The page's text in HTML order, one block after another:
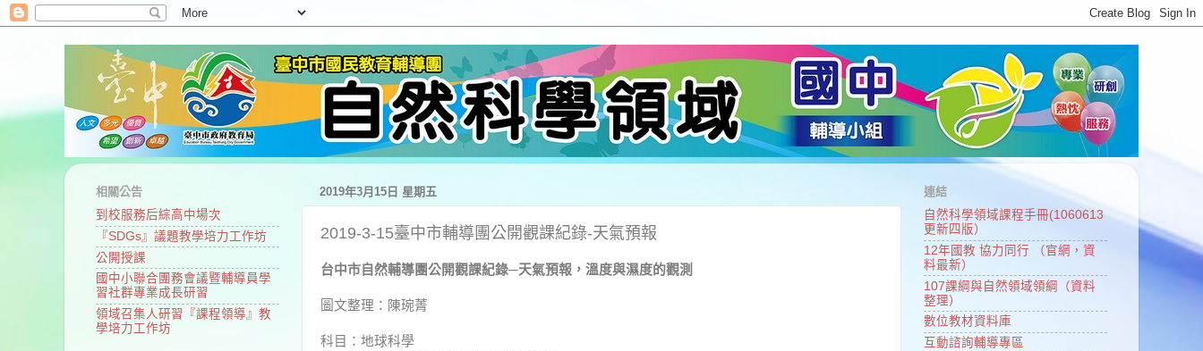
2019年3月15日 星期五
2019-3-15臺中市輔導團公開觀課紀錄-天氣預報
台中市自然輔導團公開觀課紀錄─天氣預報，溫度與濕度的觀測
圖文整理：陳琬菁
科目：地球科學
相關公告
到校服務后綜高中場次
『SDGs』議題教學培力工作坊
公開授課
國中小聯合團務會議暨輔導員學
習社群專業成長研習
領域召集人研習『課程領導』教
學培力工作坊
連結
自然科學領域課程手冊(1060613
更新四版）
12年國教 協力同行 （官網，資
料最新）
107課綱與自然領域領綱（資料
整理）
數位教材資料庫
互動諮詢輔導專區